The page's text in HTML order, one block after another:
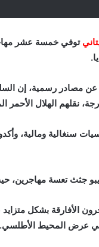
توفي خمسة عشر
نقلهم الهلال الأحمر
سنغالية ومالية،
جثث تعسة مهاجرين،
الأفارقة بشكل
في عرض المحيط الأطلسي.